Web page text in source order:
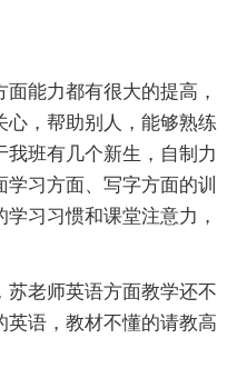
能力都有很大的提高，
心，帮助别人，能够熟练
班有几个新生，自制力
习方面、写字方面的训
习习惯和课堂注意力，
苏老师英语方面教学还不
英语，教材不懂的请教高